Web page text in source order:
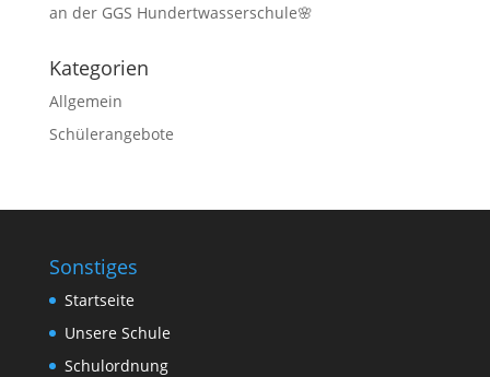
an der GGS Hundertwasserschule🌸
Kategorien
Allgemein
Schülerangebote
Sonstiges
Startseite
Unsere Schule
Schulordnung